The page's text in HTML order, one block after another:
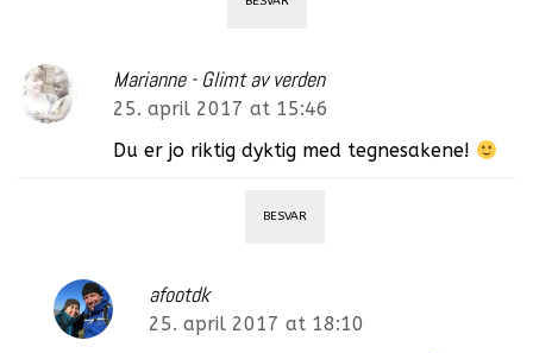
Marianne - Glimt av verden
25. april 2017 at 15:46
Du er jo riktig dyktig med tegnesakene!
BESVAR
afootdk
25. april 2017 at 18:10